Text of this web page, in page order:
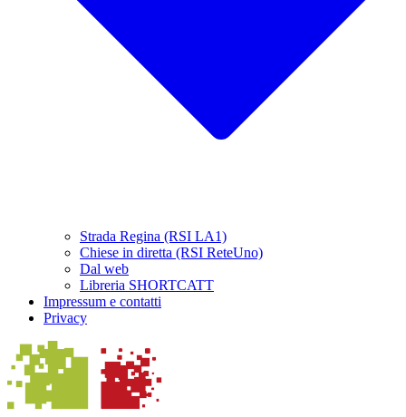
Strada Regina (RSI LA1)
Chiese in diretta (RSI ReteUno)
Dal web
Libreria SHORTCATT
Impressum e contatti
Privacy